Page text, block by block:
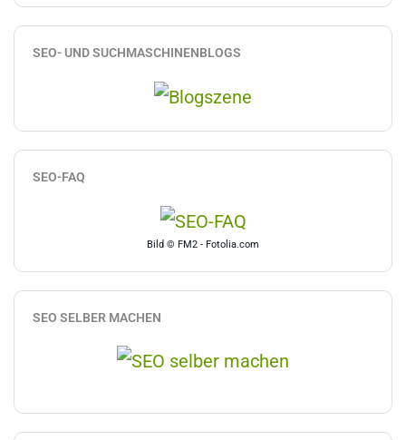
SEO- UND SUCHMASCHINENBLOGS
SEO-FAQ
Bild © FM2 - Fotolia.com
SEO SELBER MACHEN